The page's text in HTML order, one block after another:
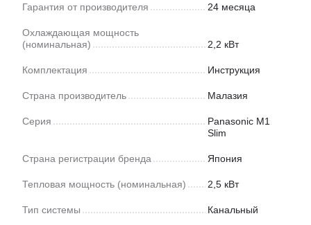
Гарантия от производителя 24 месяца
Охлаждающая мощность
(номинальная)
2,2 кВт
Комплектация Инструкция
Страна производитель Малазия
Серия
Panasonic M1
Slim
Страна регистрации бренда Япония
Тепловая мощность (номинальная) 2,5 кВт
Тип системы Канальный